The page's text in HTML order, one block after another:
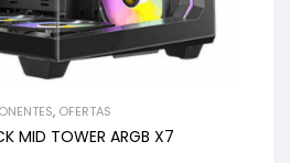
, OFERTAS
MID TOWER ARGB X7